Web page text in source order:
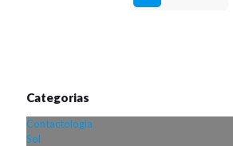
Categorias
Contactologia
Sol